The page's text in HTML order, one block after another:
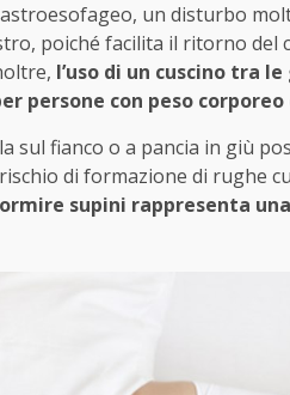
un disturbo
poiché facilita il ritorno del
l’uso di un cuscino tra
persone con peso
sul fianco o a pancia in giù
di formazione di rughe
supini rappresenta